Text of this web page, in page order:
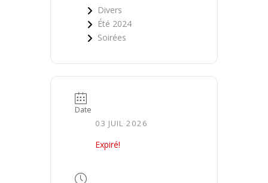
Divers
Été 2024
Soirées
Date
03 JUIL 2026
Expiré!